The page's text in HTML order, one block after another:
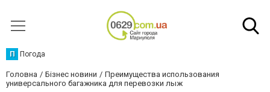
П Погода
Головна Бізнес новини
Преимущества использования
универсального багажника для перевозки лыж